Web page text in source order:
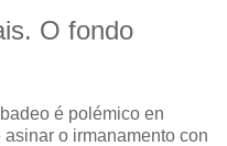
O fondo
é polémico en
o irmanamento con